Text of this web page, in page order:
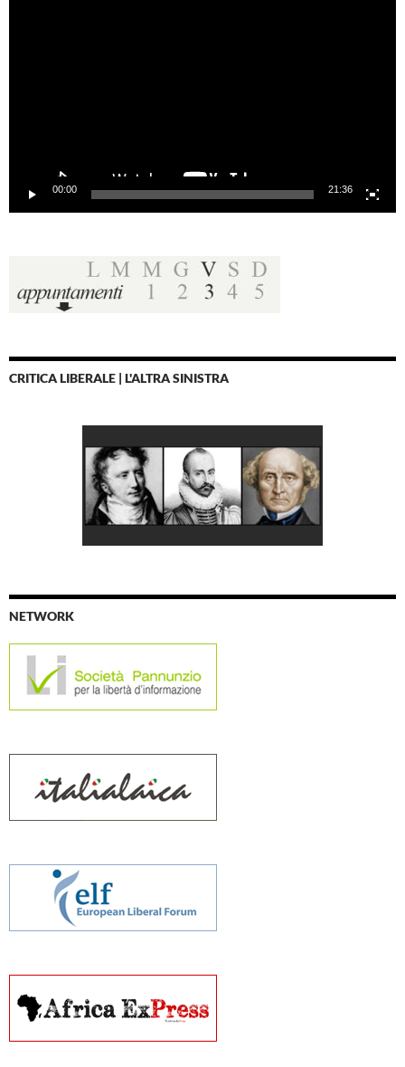
00:00 21:36
CRITICA LIBERALE | L'ALTRA SINISTRA
NETWORK